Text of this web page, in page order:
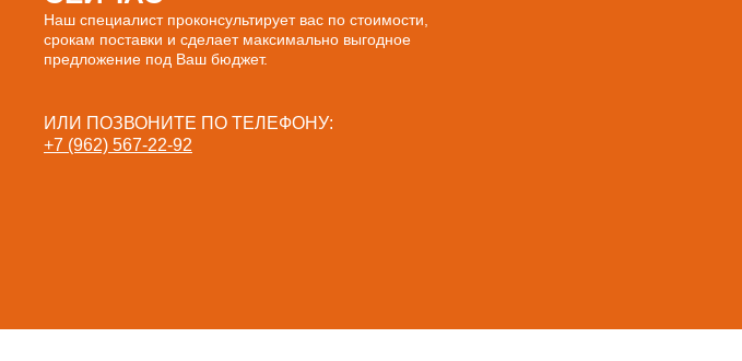
Наш специалист проконсультирует вас по стоимости,
срокам поставки и сделает максимально выгодное
предложение под Ваш бюджет.
ИЛИ ПОЗВОНИТЕ ПО ТЕЛЕФОНУ:
+7 (962) 567-22-92